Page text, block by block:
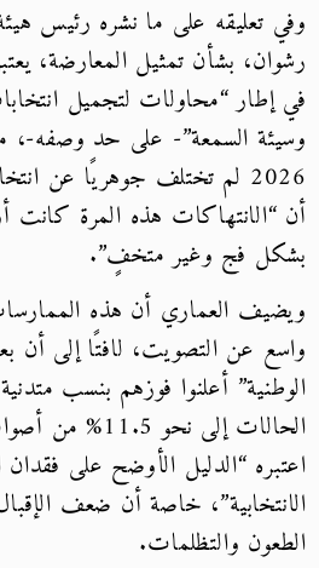
وفي تعليقه على ما نشره رئيس
رشوان، بشأن تمثيل المعارضة،
في إطار “محاولات لتجميل
وسيئة السمعة”- على حد وصفه-،
أن “الانتهاكات هذه المرة
بشكل فج وغير متخفٍ”.
ويضيف العماري أن هذه
واسع عن التصويت، لافتًا إلى أن
الوطنية” أعلنوا فوزهم بنسب
الحالات إلى نحو 11.5
%من
اعتبره “الدليل الأوضح على فقدان
الانتخابية”، خاصة أن ضعف
الطعون والتظلمات.